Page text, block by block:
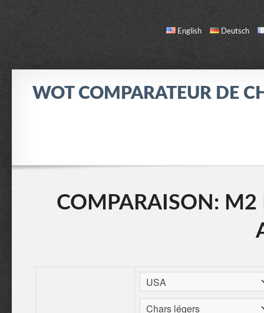
English Deutsch
WOT COMPARATEUR DE
COMPARAISON: M2